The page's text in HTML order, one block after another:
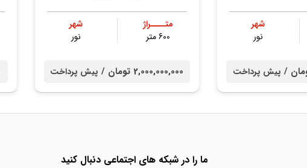
شهر
نور
پیش پرداخت
متــــراژ
600 متر
شهر
نور
2,000,000,000 تومان / پیش پرداخت
ما را در شبکه های اجتماعی دنبال کنید